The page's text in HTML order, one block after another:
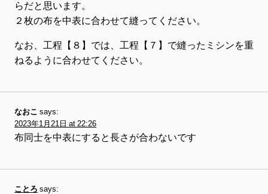
らだと思います。
２枚の布を中表に合わせて縫ってください。
なお、工程【８】では、工程【７】で縫ったミシンを重
ねるように合わせてください。
なおこ says:
2023年1月21日 at 22:26
布同士を中表にすると長さが合わないです
ことろ says: